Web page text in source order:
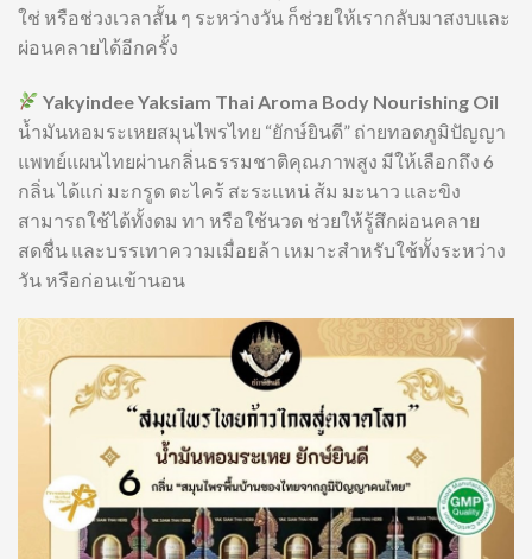
ใช่ หรือช่วงเวลาสั้น ๆ ระหว่างวัน ก็ช่วยให้เรากลับมาสงบและ
ผ่อนคลายได้อีกครั้ง
Yakyindee Yaksiam Thai Aroma Body Nourishing Oil
น้ำมันหอมระเหยสมุนไพรไทย “ยักษ์ยินดี” ถ่ายทอดภูมิปัญญา
แพทย์แผนไทยผ่านกลิ่นธรรมชาติคุณภาพสูง มีให้เลือกถึง 6
กลิ่น ได้แก่ มะกรูด ตะไคร้ สะระแหน่ ส้ม มะนาว และขิง
สามารถใช้ได้ทั้งดม ทา หรือใช้นวด ช่วยให้รู้สึกผ่อนคลาย
สดชื่น และบรรเทาความเมื่อยล้า เหมาะสำหรับใช้ทั้งระหว่าง
วัน หรือก่อนเข้านอน